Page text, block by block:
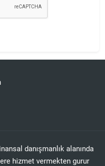
danışmanlık alanında
hizmet vermekten gurur